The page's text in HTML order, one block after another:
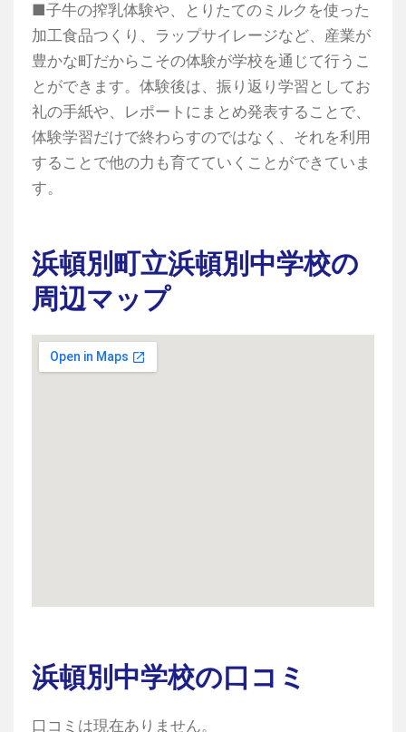
■子牛の搾乳体験や、とりたてのミルクを使った
加工食品つくり、ラップサイレージなど、産業が
豊かな町だからこその体験が学校を通じて行うこ
とができます。体験後は、振り返り学習としてお
礼の手紙や、レポートにまとめ発表することで、
体験学習だけで終わらすのではなく、それを利用
することで他の力も育てていくことができていま
す。
浜頓別町立浜頓別中学校の
周辺マップ
浜頓別中学校の口コミ
口コミは現在ありません。